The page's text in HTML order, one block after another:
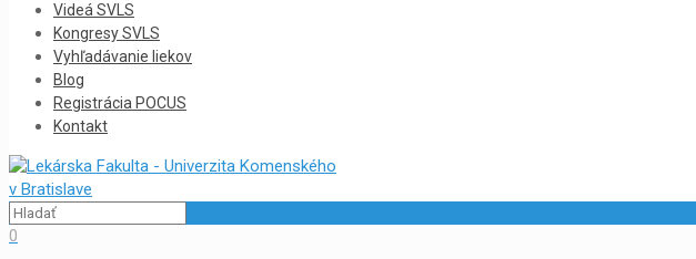
Videá SVLS
Kongresy SVLS
Vyhľadávanie liekov
Blog
Registrácia POCUS
Kontakt
0